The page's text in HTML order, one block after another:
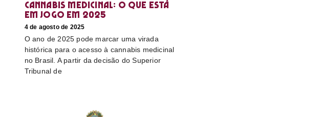
cannabis medicinal: o que está
em jogo em 2025
4 de agosto de 2025
O ano de 2025 pode marcar uma virada
histórica para o acesso à cannabis medicinal
no Brasil. A partir da decisão do Superior
Tribunal de